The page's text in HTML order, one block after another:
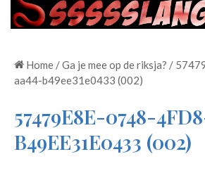
Home /Ga je mee op de riksja? /
aa44-b49ee31e0433 (002)
57479E8E-0748-
B49EE31E0433 (002)